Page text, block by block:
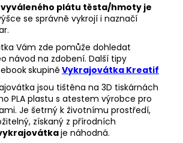
plátu těsta/hmoty je
se správně vykrojí i naznačí
Vám zde pomůže dohledat
návod na zdobení. Další tipy
skupině Vykrajovátka Kreatif
jsou tištěna na 3D tiskárnách
PLA plastu s atestem výrobce pro
Je šetrný k životnímu prostředí,
získaný z přírodních
je náhodná.